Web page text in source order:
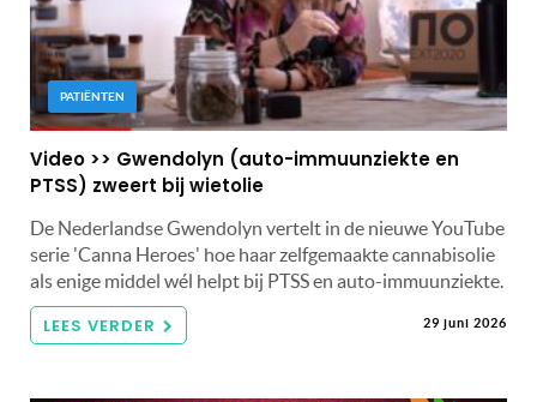
PATIËNTEN
Video >> Gwendolyn (auto-immuunziekte en
PTSS) zweert bij wietolie
De Nederlandse Gwendolyn vertelt in de nieuwe YouTube
serie 'Canna Heroes' hoe haar zelfgemaakte cannabisolie
als enige middel wél helpt bij PTSS en auto-immuunziekte.
LEES VERDER 29 juni 2026